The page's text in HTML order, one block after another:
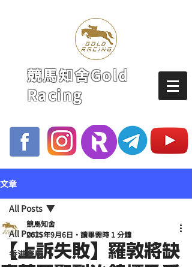
競馬知舍Gold
Racing
文章
All Posts
香港賽馬
All Posts
【上訴失敗】羅敦將缺
競馬知舍
2025年9月6日
讀畢需時 1 分鐘